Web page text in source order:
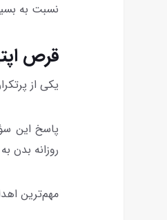
نسبت به
قرص
یکی از
پاسخ این
روزانه بدن
مهم‌ترین